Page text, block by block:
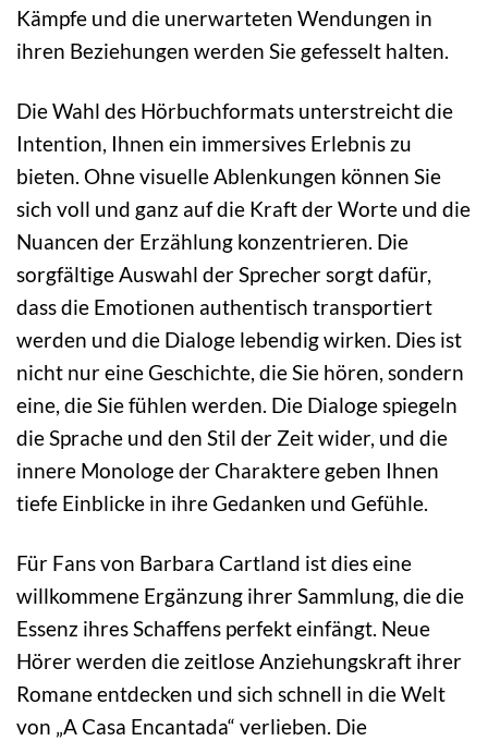
Kämpfe und die unerwarteten Wendungen in
ihren Beziehungen werden Sie gefesselt halten.
Die Wahl des Hörbuchformats unterstreicht die
Intention, Ihnen ein immersives Erlebnis zu
bieten. Ohne visuelle Ablenkungen können Sie
sich voll und ganz auf die Kraft der Worte und die
Nuancen der Erzählung konzentrieren. Die
sorgfältige Auswahl der Sprecher sorgt dafür,
dass die Emotionen authentisch transportiert
werden und die Dialoge lebendig wirken. Dies ist
nicht nur eine Geschichte, die Sie hören, sondern
eine, die Sie fühlen werden. Die Dialoge spiegeln
die Sprache und den Stil der Zeit wider, und die
innere Monologe der Charaktere geben Ihnen
tiefe Einblicke in ihre Gedanken und Gefühle.
Für Fans von Barbara Cartland ist dies eine
willkommene Ergänzung ihrer Sammlung, die die
Essenz ihres Schaffens perfekt einfängt. Neue
Hörer werden die zeitlose Anziehungskraft ihrer
Romane entdecken und sich schnell in die Welt
von „A Casa Encantada“ verlieben. Die